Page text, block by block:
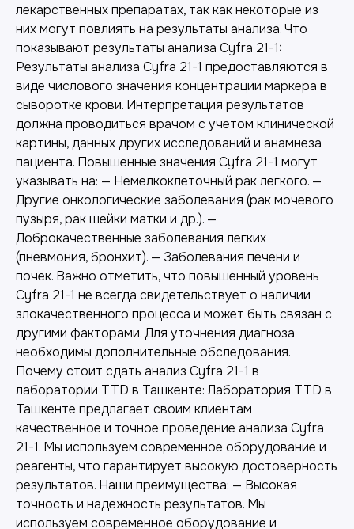
лекарственных препаратах, так как некоторые из
них могут повлиять на результаты анализа. Что
показывают результаты анализа Cyfra 21-1:
Результаты анализа Cyfra 21-1 предоставляются в
виде числового значения концентрации маркера в
сыворотке крови. Интерпретация результатов
должна проводиться врачом с учетом клинической
картины, данных других исследований и анамнеза
пациента. Повышенные значения Cyfra 21-1 могут
указывать на: — Немелкоклеточный рак легкого. —
Другие онкологические заболевания (рак мочевого
пузыря, рак шейки матки и др.). —
Доброкачественные заболевания легких
(пневмония, бронхит). — Заболевания печени и
почек. Важно отметить, что повышенный уровень
Cyfra 21-1 не всегда свидетельствует о наличии
злокачественного процесса и может быть связан с
другими факторами. Для уточнения диагноза
необходимы дополнительные обследования.
Почему стоит сдать анализ Cyfra 21-1 в
лаборатории TTD в Ташкенте: Лаборатория TTD в
Ташкенте предлагает своим клиентам
качественное и точное проведение анализа Cyfra
21-1. Мы используем современное оборудование и
реагенты, что гарантирует высокую достоверность
результатов. Наши преимущества: — Высокая
точность и надежность результатов. Мы
используем современное оборудование и